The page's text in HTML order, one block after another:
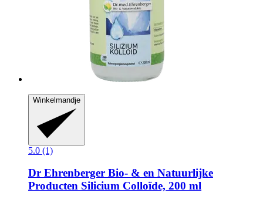
Winkelmandje
5.0 (1)
Dr Ehrenberger Bio- & en Natuurlijke
Producten Silicium Colloïde, 200 ml